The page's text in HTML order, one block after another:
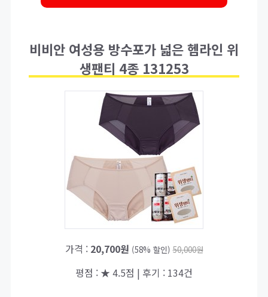
비비안 여성용 방수포가 넓은 헴라인 위
생팬티 4종 131253
가격 : 20,700원 (58% 할인) 50,000원
평점 : ★ 4.5점 | 후기 : 134건